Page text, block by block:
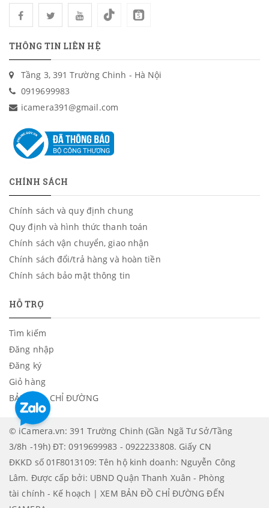
THÔNG TIN LIÊN HỆ
Tầng 3, 391 Trường Chinh - Hà Nội
0919699983
icamera391@gmail.com
CHÍNH SÁCH
Chính sách và quy định chung
Quy định và hình thức thanh toán
Chính sách vận chuyển, giao nhận
Chính sách đổi/trả hàng và hoàn tiền
Chính sách bảo mật thông tin
HỖ TRỢ
Tìm kiếm
Đăng nhập
Đăng ký
Giỏ hàng
BẢN ĐỒ - CHỈ ĐƯỜNG
© iCamera.vn: 391 Trường Chinh (Gần Ngã Tư Sở/Tầng
3/8h -19h) ĐT: 0919699983 - 0922233808. Giấy CN
ĐKKD số 01F8013109: Tên hộ kinh doanh: Nguyễn Công
Lâm. Được cấp bởi: UBND Quận Thanh Xuân - Phòng
tài chính - Kế hoạch | XEM BẢN ĐỒ CHỈ ĐƯỜNG ĐẾN